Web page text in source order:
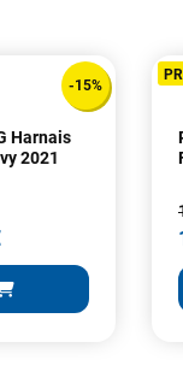
-15%
Harnais
2021
: